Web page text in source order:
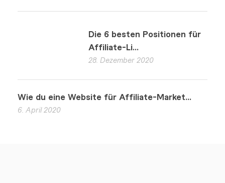
Die 6 besten Positionen für
Affiliate-Li...
28. Dezember 2020
Wie du eine Website für Affiliate-Market...
6. April 2020